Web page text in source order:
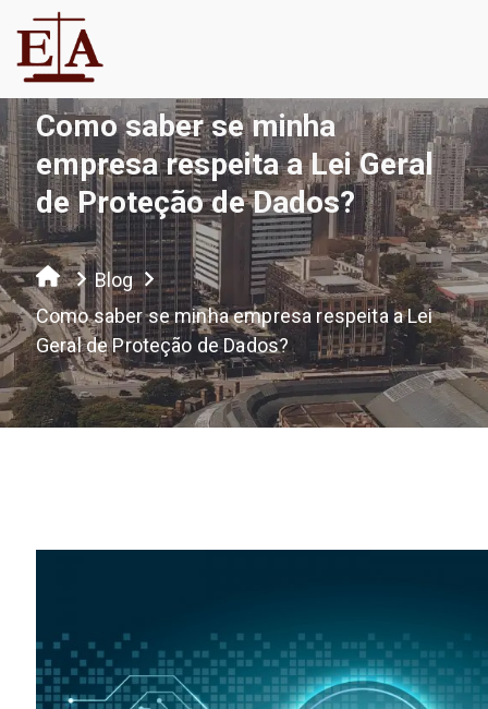
Como saber se minha
empresa respeita a Lei Geral
de Proteção de Dados?
Blog
Como saber se minha empresa respeita a Lei
Geral de Proteção de Dados?